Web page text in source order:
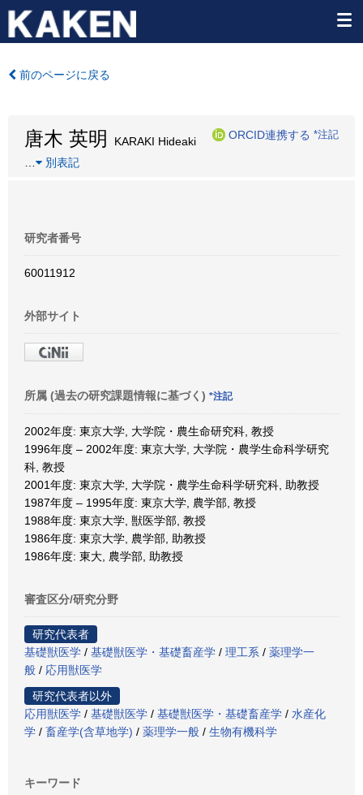
前のページに戻る
唐木 英明 KARAKI Hideaki
ORCID連携する *注記
別表記
研究者番号
60011912
外部サイト
所属 (過去の研究課題情報に基づく) *注記
2002年度: 東京大学, 大学院・農生命研究科, 教授
1996年度 – 2002年度: 東京大学, 大学院・農学生命科学研究
科, 教授
2001年度: 東京大学, 大学院・農学生命科学研究科, 助教授
1987年度 – 1995年度: 東京大学, 農学部, 教授
1988年度: 東京大学, 獣医学部, 教授
1986年度: 東京大学, 農学部, 助教授
1986年度: 東大, 農学部, 助教授
審査区分/研究分野
研究代表者
基礎獣医学 / 基礎獣医学・基礎畜産学 / 理工系 / 薬理学一
般 / 応用獣医学
研究代表者以外
応用獣医学 / 基礎獣医学 / 基礎獣医学・基礎畜産学 / 水産化
学 / 畜産学(含草地学) / 薬理学一般 / 生物有機科学
キーワード